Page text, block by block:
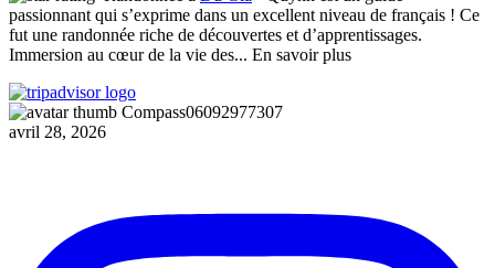
passionnant qui s’exprime dans un excellent niveau de français ! Ce
fut une randonnée riche de découvertes et d’apprentissages.
Immersion au cœur de la vie des... En savoir plus
Compass06092977307
avril 28, 2026